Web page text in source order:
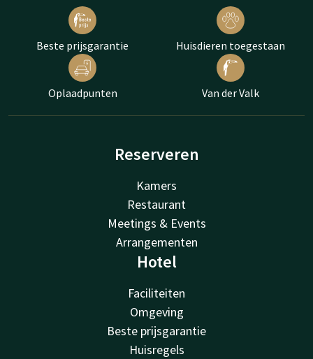
Beste prijsgarantie Huisdieren toegestaan
Oplaadpunten Van der Valk
Reserveren
Kamers
Restaurant
Meetings & Events
Arrangementen
Hotel
Faciliteiten
Omgeving
Beste prijsgarantie
Huisregels